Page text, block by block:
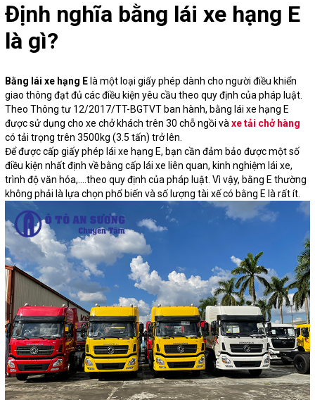
Định nghĩa bằng lái xe hạng E
là gì?
Bằng lái xe hạng E là một loại giấy phép dành cho người điều khiển
giao thông đạt đủ các điều kiện yêu cầu theo quy định của pháp luật.
Theo Thông tư 12/2017/TT-BGTVT ban hành, bằng lái xe hạng E
được sử dụng cho xe chở khách trên 30 chỗ ngồi và xe tải chở hàng
có tải trọng trên 3500kg (3.5 tấn) trở lên.
Để được cấp giấy phép lái xe hạng E, bạn cần đảm bảo được một số
điều kiện nhất định về bằng cấp lái xe liên quan, kinh nghiệm lái xe,
trình độ văn hóa,....theo quy định của pháp luật. Vì vậy, bằng E thường
không phải là lựa chọn phổ biến và số lượng tài xế có bằng E là rất ít.